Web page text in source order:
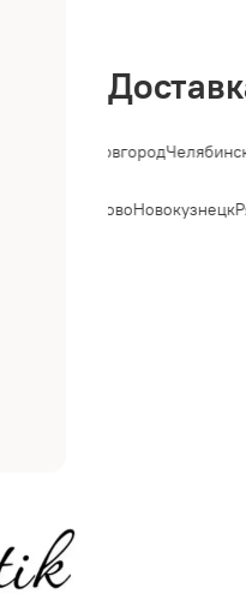
Нижний НовгородЧелябинск
КемеровоНовокузнецк